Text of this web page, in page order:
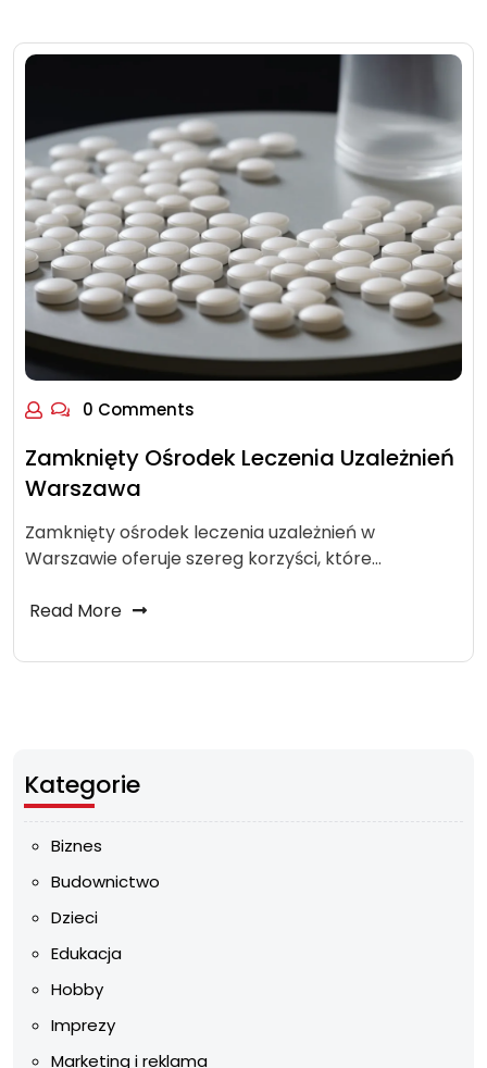
0 Comments
Zamknięty Ośrodek Leczenia Uzależnień
Warszawa
Zamknięty ośrodek leczenia uzależnień w
Warszawie oferuje szereg korzyści, które…
Read More
Kategorie
Biznes
Budownictwo
Dzieci
Edukacja
Hobby
Imprezy
Marketing i reklama